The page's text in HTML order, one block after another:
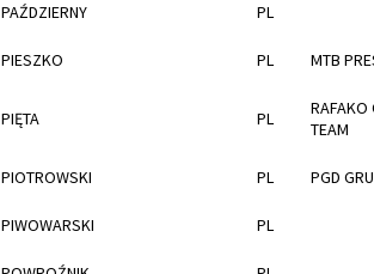
PAŹDZIERNY PL
PIESZKO PL MTB
PIĘTA PL
RAFAKO
TEAM
PIOTROWSKI PL PGD
PIWOWARSKI PL